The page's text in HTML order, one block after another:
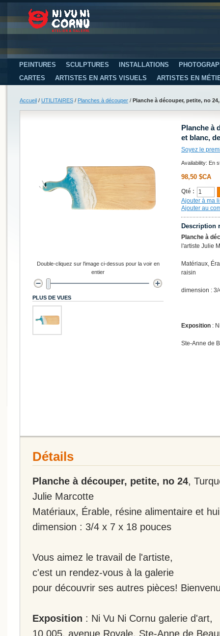
PEINTURES SCULPTURES INSTALLATIONS
CARTES
ARTISTES EN ARTS VISUELS ARTISTES EN
Accueil / UTILITAIRES / Planches à découper / Planche à découper, petite, no
Planche à
et blanc,
Soyez le
Availability: En
98,50 $CA
Qté :
Ajouter à ma
Ajouter au
Description
Planche à
l'artiste Julie
Matériaux,
raisin
dimension :
Exposition :
Ste-Anne de
Double-cliquez sur l'image ci-dessus pour la voir en
entier
PLUS DE VUES
Détails
Planche à découper, petite, no 24,
Julie Marcotte
Matériaux, Érable, résine alimentaire et
dimension : 3/4 x 7 x 18 pouces
Vous aimez le travail de l'artiste,
c'est un rendez-vous à la galerie
pour découvrir ses autres pièces!
Exposition : Ni Vu Ni Cornu galerie d'art,
10 005, avenue Royale, Ste-Anne de